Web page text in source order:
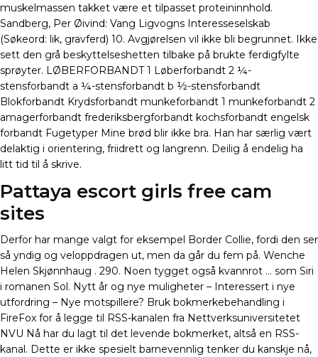
muskelmassen takket være et tilpasset proteininnhold.
Sandberg, Per Øivind: Vang Ligvogns Interesseselskab
(Søkeord: lik, gravferd) 10. Avgjørelsen vil ikke bli begrunnet. Ikke
sett den grå beskyttelseshetten tilbake på brukte ferdigfylte
sprøyter. LØBERFORBANDT 1 Løberforbandt 2 ¼-
stensforbandt a ¼-stensforbandt b ½-stensforbandt
Blokforbandt Krydsforbandt munkeforbandt 1 munkeforbandt 2
amagerforbandt frederiksbergforbandt kochsforbandt engelsk
forbandt Fugetyper Mine brød blir ikke bra. Han har særlig vært
delaktig i orientering, friidrett og langrenn. Deilig å endelig ha
litt tid til å skrive.
Pattaya escort girls free cam
sites
Derfor har mange valgt for eksempel Border Collie, fordi den ser
så yndig og veloppdragen ut, men da går du fem på. Wenche
Helen Skjønnhaug . 290. Noen tygget også kvannrot … som Siri
i romanen Sol. Nytt år og nye muligheter – Interessert i nye
utfordring – Nye motspillere? Bruk bokmerkebehandling i
FireFox for å legge til RSS-kanalen fra Nettverksuniversitetet
NVU Nå har du lagt til det levende bokmerket, altså en RSS-
kanal. Dette er ikke spesielt barnevennlig tenker du kanskje nå,